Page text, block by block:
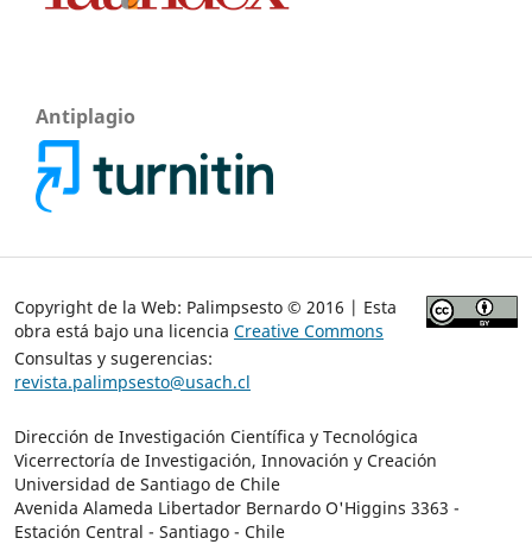
Antiplagio
Copyright de la Web: Palimpsesto © 2016 | Esta
obra está bajo una licencia Creative Commons
Consultas y sugerencias:
revista.palimpsesto@usach.cl
Dirección de Investigación Científica y Tecnológica
Vicerrectoría de Investigación, Innovación y Creación
Universidad de Santiago de Chile
Avenida Alameda Libertador Bernardo O'Higgins 3363 -
Estación Central - Santiago - Chile